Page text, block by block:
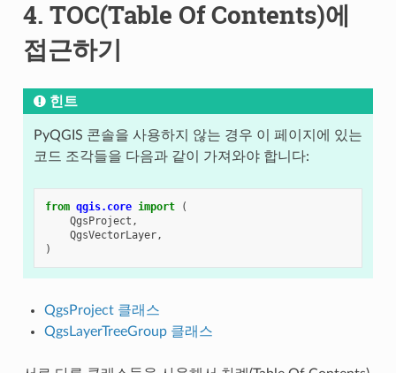
4. TOC(Table Of Contents)에
접근하기
힌트
PyQGIS 콘솔을 사용하지 않는 경우 이 페이지에 있는
코드 조각들을 다음과 같이 가져와야 합니다:
from qgis.core import
(
QgsProject ,
QgsVectorLayer,
)
QgsProject 클래스
QgsLayerTreeGroup 클래스